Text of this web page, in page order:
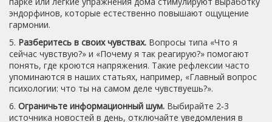
эндорфинов, которые естественно повышают ощущение
гармонии.
5. Разберитесь в своих чувствах. Вопросы типа «Что я
сейчас чувствую?» и «Почему я так реагирую?» помогают
понять, где кроются напряжения. Такие рефлексии часто
упоминаются в наших статьях, например, «Главный вопрос
психологии: что ты на самом деле чувствуешь?».
6. Ограничьте информационный шум. Выбирайте 2‑3
источника новостей в день, отключайте уведомления в